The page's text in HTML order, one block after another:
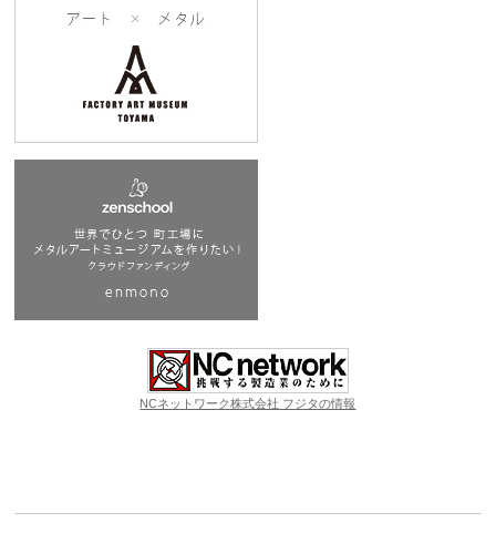
NCネットワーク株式会社 フジタの情報